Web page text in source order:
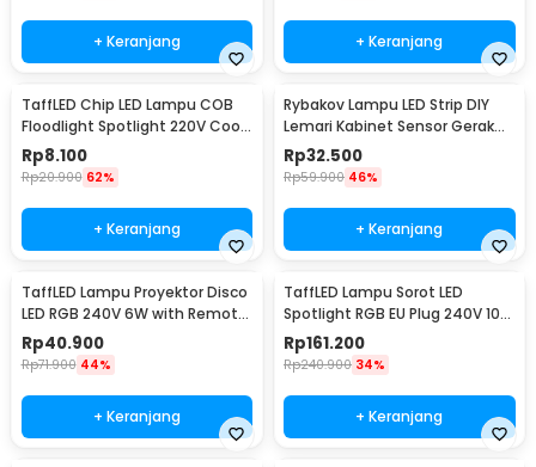
+ Keranjang + Keranjang
TaffLED Chip LED Lampu COB
Floodlight Spotlight 220V Cool
White 6000K 50W - COB4060-
AC220-50
Rp8.100
Rp20.900 62%
+ Keranjang
Rybakov Lampu LED Strip DIY
Lemari Kabinet Sensor Gerak
4.5W 1M - 2835
Rp32.500
Rp59.900 46%
+ Keranjang
TaffLED Lampu Proyektor Disco
LED RGB 240V 6W with Remote
Control - CY-LV-RG
Rp40.900
Rp71.900 44%
+ Keranjang
TaffLED Lampu Sorot LED
Spotlight RGB EU Plug 240V 10W
- L18RG
Rp161.200
Rp240.900 34%
+ Keranjang